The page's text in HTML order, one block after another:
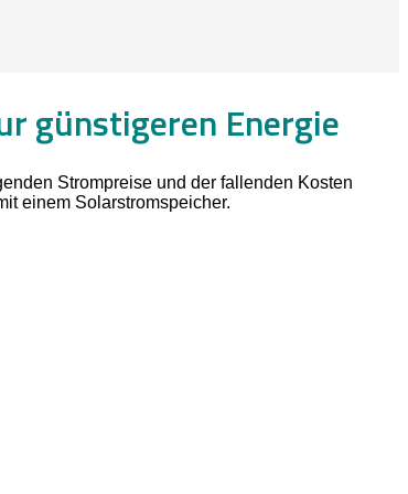
günstigeren Energie
Strompreise und der fallenden Kosten
einem Solarstromspeicher.